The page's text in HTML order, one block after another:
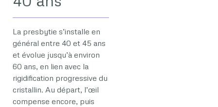
La presbytie s’installe en
général entre 40 et 45 ans
et évolue jusqu’à environ
60 ans, en lien avec la
rigidification progressive du
cristallin. Au départ, l’œil
compense encore, puis